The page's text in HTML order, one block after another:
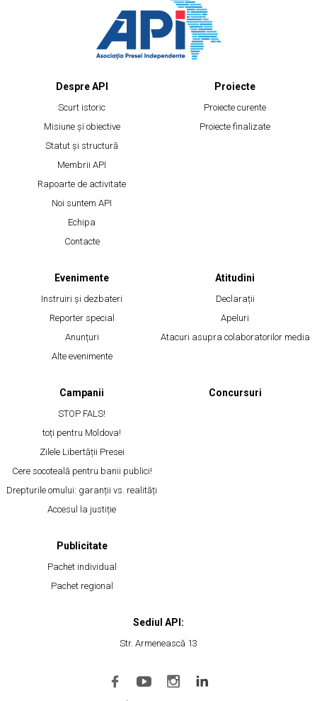
Despre API
Scurt istoric
Misiune și obiective
Statut și structură
Membrii API
Rapoarte de activitate
Noi suntem API
Echipa
Contacte
Proiecte
Proiecte curente
Proiecte finalizate
Evenimente
Instruiri și dezbateri
Reporter special
Anunțuri
Alte evenimente
Atitudini
Declarații
Apeluri
Atacuri asupra colaboratorilor media
Campanii
STOP FALS!
toți pentru Moldova!
Zilele Libertății Presei
Cere socoteală pentru banii publici!
Drepturile omului: garanții vs. realități
Accesul la justiție
Concursuri
Publicitate
Pachet individual
Pachet regional
Sediul API:
Str. Armenească 13